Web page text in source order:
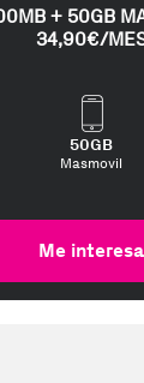
+ 50GB
34,90€/
50GB
Masmovil
Me interesa